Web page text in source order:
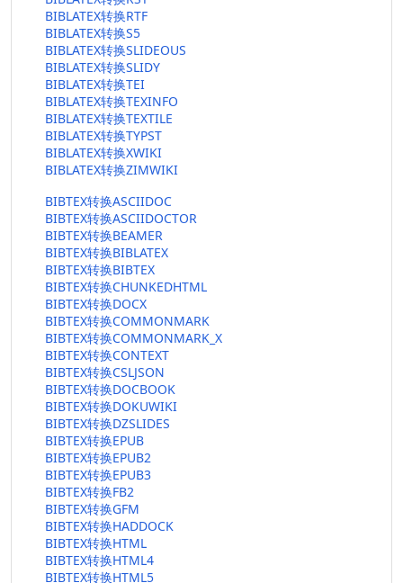
BIBLATEX转换RTF
BIBLATEX转换S5
BIBLATEX转换SLIDEOUS
BIBLATEX转换SLIDY
BIBLATEX转换TEI
BIBLATEX转换TEXINFO
BIBLATEX转换TEXTILE
BIBLATEX转换TYPST
BIBLATEX转换XWIKI
BIBLATEX转换ZIMWIKI
BIBTEX转换ASCIIDOC
BIBTEX转换ASCIIDOCTOR
BIBTEX转换BEAMER
BIBTEX转换BIBLATEX
BIBTEX转换BIBTEX
BIBTEX转换CHUNKEDHTML
BIBTEX转换DOCX
BIBTEX转换COMMONMARK
BIBTEX转换COMMONMARK_X
BIBTEX转换CONTEXT
BIBTEX转换CSLJSON
BIBTEX转换DOCBOOK
BIBTEX转换DOKUWIKI
BIBTEX转换DZSLIDES
BIBTEX转换EPUB
BIBTEX转换EPUB2
BIBTEX转换EPUB3
BIBTEX转换FB2
BIBTEX转换GFM
BIBTEX转换HADDOCK
BIBTEX转换HTML
BIBTEX转换HTML4
BIBTEX转换HTML5